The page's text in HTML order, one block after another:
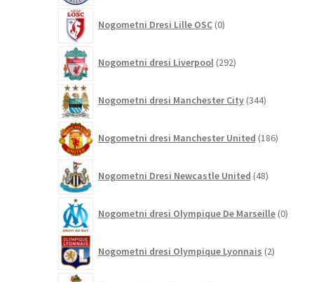
Nogometni Dresi Lille OSC 0izdelkov
Nogometni dresi Liverpool 292izdelkov
Nogometni dresi Manchester City 344izdelkov
Nogometni dresi Manchester United 186izdelkov
Nogometni Dresi Newcastle United 48izdelkov
Nogometni dresi Olympique De Marseille 0
Nogometni dresi Olympique Lyonnais 2izdelka